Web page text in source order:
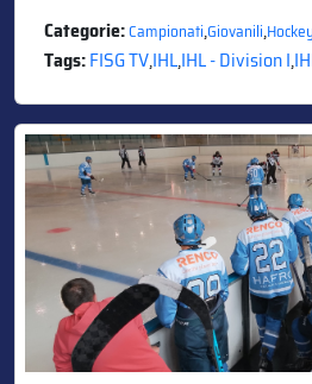
Categorie:Campionati,Giovanili,Hockey
Tags:FISG TV,IHL,IHL - Division I,